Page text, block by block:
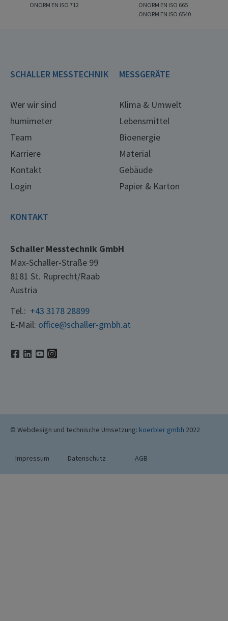
ONORM EN ISO 712
ONORM EN ISO 665
ONORM EN ISO 6540
SCHALLER MESSTECHNIK
Wer wir sind
humimeter
Team
Karriere
Kontakt
Login
MESSGERÄTE
Klima & Umwelt
Lebensmittel
Bioenergie
Material
Gebäude
Papier & Karton
KONTAKT
Schaller Messtechnik GmbH
Max-Schaller-Straße 99
8181 St. Ruprecht/Raab
Austria
Tel.: +43 3178 28899
E-Mail: office@schaller-gmbh.at
© Webdesign und technische Umsetzung: koerbler gmbh 2022
Impressum Datenschutz AGB